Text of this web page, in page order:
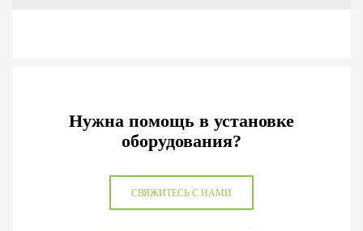
Нужна помощь в установке
оборудования?
СВЯЖИТЕСЬ С НАМИ